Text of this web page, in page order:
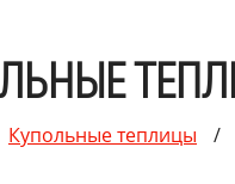
Купольные теплицы /